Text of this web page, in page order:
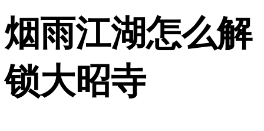
烟雨江湖怎么解
锁大昭寺